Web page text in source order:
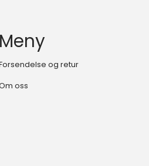
Meny
og retur
oss